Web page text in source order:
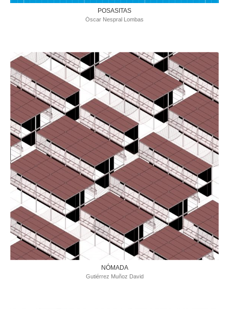
POSASITAS
Óscar Nespral Lombas
NÓMADA
Gutiérrez Muñoz David